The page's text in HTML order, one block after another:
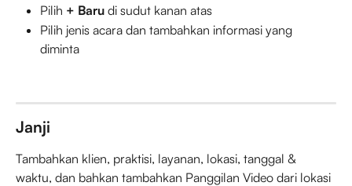
Pilih + Baru di sudut kanan atas
Pilih jenis acara dan tambahkan informasi yang
diminta
Janji
Tambahkan klien, praktisi, layanan, lokasi, tanggal &
waktu, dan bahkan tambahkan Panggilan Video dari lokasi